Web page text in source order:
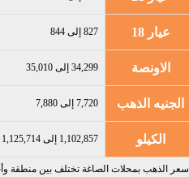
عيار 18 827 إلى 844
الاونصة 34,299 إلى 35,010
الجنيه الذهب 7,720 إلى 7,880
الكيلو 1,102,857 إلى 1,125,714
سعر الذهب بمحلات الصاغة تختلف بين منطقة